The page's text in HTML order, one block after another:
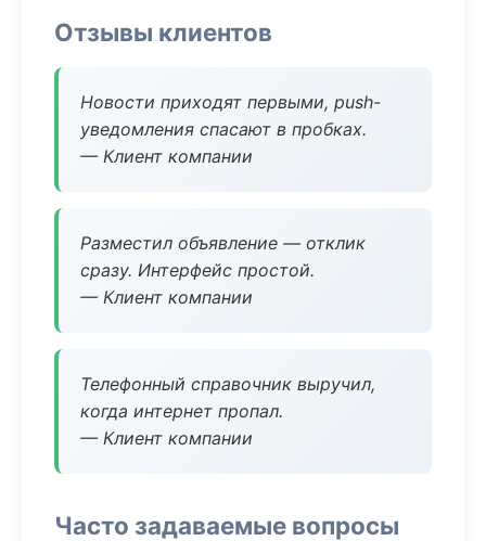
Отзывы клиентов
Новости приходят первыми, push-
уведомления спасают в пробках.
— Клиент компании
Разместил объявление — отклик
сразу. Интерфейс простой.
— Клиент компании
Телефонный справочник выручил,
когда интернет пропал.
— Клиент компании
Часто задаваемые вопросы